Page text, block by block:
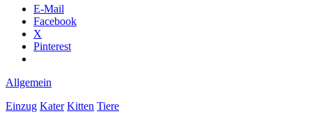
eingezogen
E-Mail
Facebook
X
Pinterest
Allgemein
Einzug Kater Kitten Tiere